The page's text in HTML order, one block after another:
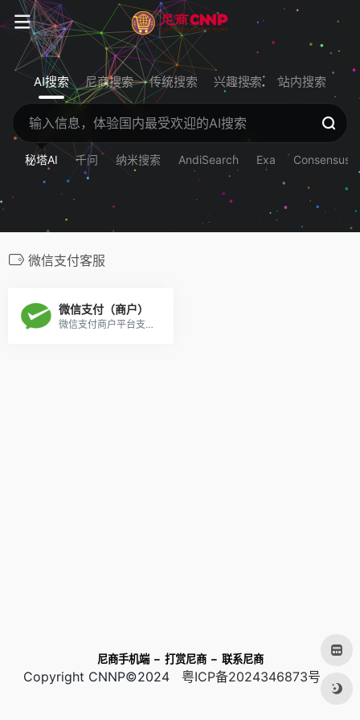
AI搜索 尼商搜索 传统搜索 兴趣搜索 站内搜索
秘塔AI 千问 纳米搜索 AndiSearch Exa Consensus
微信支付客服
微信支付（商户）
微信支付商户平台支持线下场所、公众号、小程序、PC网站、APP、企业微信等经营场景快速接入微信支付。微信支付全面打通O2O生活消费领域，提供专业的互联网+行业解决方案，微信支付支持微信红包和微信理财通，是移动支付的首选。
尼商手机端 – 打赏尼商 – 联系尼商
Copyright CNNP©2024 粤ICP备2024346873号